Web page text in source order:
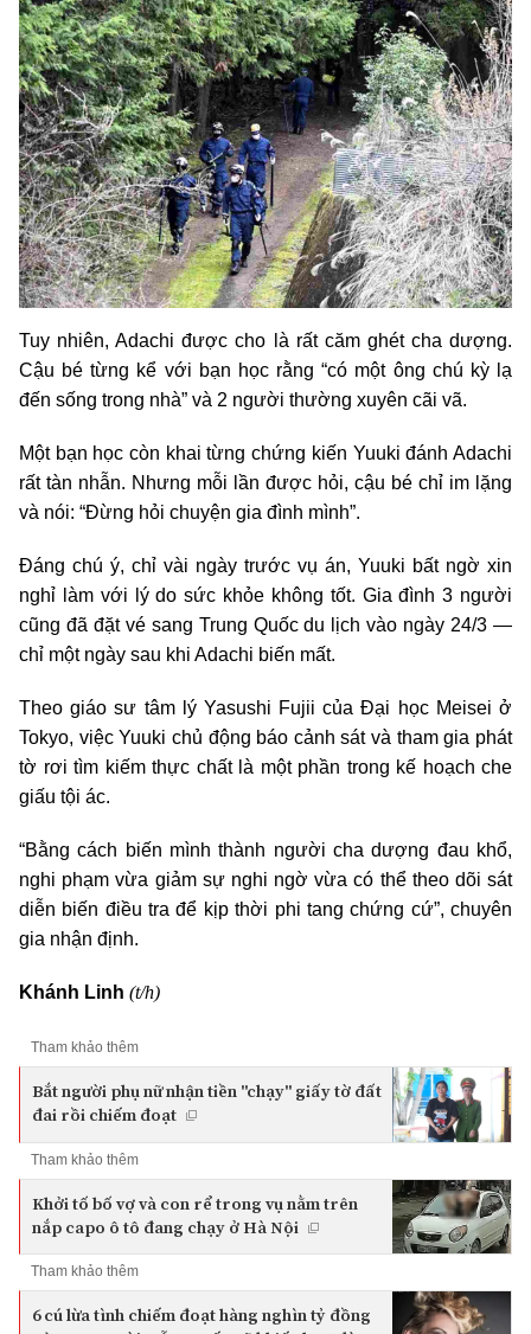
Tuy nhiên, Adachi được cho là rất căm ghét cha dượng.
Cậu bé từng kể với bạn học rằng “có một ông chú kỳ lạ
đến sống trong nhà” và 2 người thường xuyên cãi vã.
Một bạn học còn khai từng chứng kiến Yuuki đánh Adachi
rất tàn nhẫn. Nhưng mỗi lần được hỏi, cậu bé chỉ im lặng
và nói: “Đừng hỏi chuyện gia đình mình”.
Đáng chú ý, chỉ vài ngày trước vụ án, Yuuki bất ngờ xin
nghỉ làm với lý do sức khỏe không tốt. Gia đình 3 người
cũng đã đặt vé sang Trung Quốc du lịch vào ngày 24/3 —
chỉ một ngày sau khi Adachi biến mất.
Theo giáo sư tâm lý Yasushi Fujii của Đại học Meisei ở
Tokyo, việc Yuuki chủ động báo cảnh sát và tham gia phát
tờ rơi tìm kiếm thực chất là một phần trong kế hoạch che
giấu tội ác.
“Bằng cách biến mình thành người cha dượng đau khổ,
nghi phạm vừa giảm sự nghi ngờ vừa có thể theo dõi sát
diễn biến điều tra để kịp thời phi tang chứng cứ”, chuyên
gia nhận định.
Khánh Linh (t/h)
Tham khảo thêm
Bắt người phụ nữ nhận tiền "chạy" giấy tờ đất
đai rồi chiếm đoạt
Tham khảo thêm
Khởi tố bố vợ và con rể trong vụ nằm trên
nắp capo ô tô đang chạy ở Hà Nội
Tham khảo thêm
6 cú lừa tình chiếm đoạt hàng nghìn tỷ đồng